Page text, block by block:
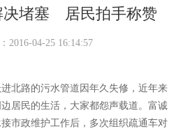
决堵塞 居民拍手称赞
2016-04-25 16:14:57
路的污水管道因年久失修，近年来
居民的生活，大家都怨声载道。富诚
市政维护工作后，多次组织疏通车对